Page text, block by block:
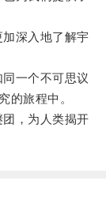
深入地了解宇
一个不可思议
的旅程中。
，为人类揭开